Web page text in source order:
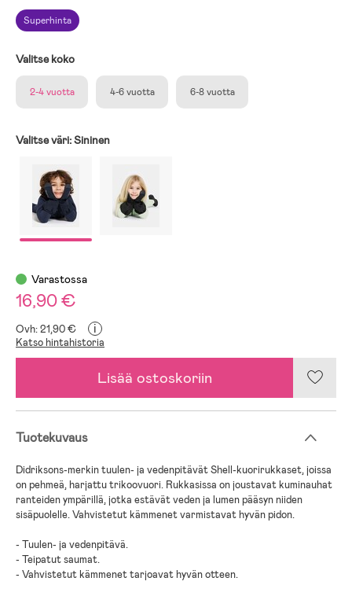
Superhinta
Valitse koko
2-4 vuotta 4-6 vuotta 6-8 vuotta
Valitse väri:Sininen
Varastossa
16,90 €
Ovh: 21,90 € i
Katso hintahistoria
Lisää ostoskoriin
Tuotekuvaus
Didriksons-merkin tuulen- ja vedenpitävät Shell-kuorirukkaset, joissa
on pehmeä, harjattu trikoovuori. Rukkasissa on joustavat kuminauhat
ranteiden ympärillä, jotka estävät veden ja lumen pääsyn niiden
sisäpuolelle. Vahvistetut kämmenet varmistavat hyvän pidon.
- Tuulen- ja vedenpitävä.
- Teipatut saumat.
- Vahvistetut kämmenet tarjoavat hyvän otteen.